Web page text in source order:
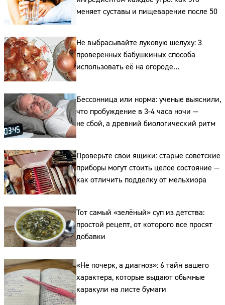
меняет суставы и пищеварение после 50
Не выбрасывайте луковую шелуху: 3
проверенных бабушкиных способа
использовать её на огороде
и для здоровья этой зимой
Бессонница или норма: ученые выяснили,
что пробуждение в 3-4 часа ночи —
не сбой, а древний биологический ритм
Проверьте свои ящики: старые советские
приборы могут стоить целое состояние —
как отличить подделку от мельхиора
Тот самый «зелёный» суп из детства:
простой рецепт, от которого все просят
добавки
«Не почерк, а диагноз»: 6 тайн вашего
характера, которые выдают обычные
каракули на листе бумаги
Адрес: